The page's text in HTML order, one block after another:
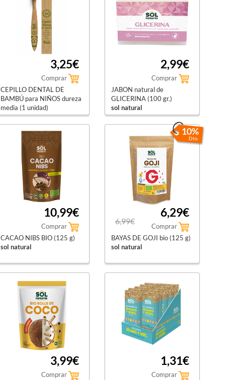
3,25€
Comprar
CEPILLO DENTAL DE
BAMBÚ para NIÑOS dureza
media (1 unidad)
sol natural
2,99€
Comprar
JABON natural de
GLICERINA (100 gr.)
sol natural
10,99€
Comprar
CACAO NIBS BIO (125 g)
sol natural
10%
Dto.
6,99€
6,29€
Comprar
BAYAS DE GOJI bio (125 g)
sol natural
3,99€
Comprar
1,31€
Comprar